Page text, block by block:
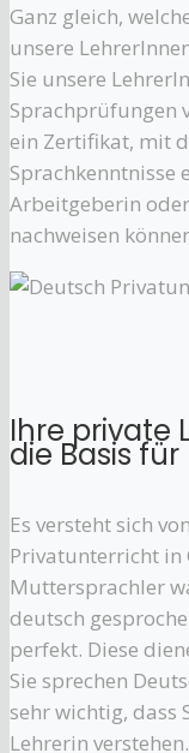
Ganz gleich,
unsere
Sie unsere
Sprachprüfungen
ein Zertifikat, mit
Sprachkenntnisse
Arbeitgeberin
nachweisen
Ihre private
die Basis
Es versteht sich
Privatunterricht in
Muttersprachler
deutsch
perfekt. Diese
Sie sprechen
sehr wichtig, dass
Lehrerin